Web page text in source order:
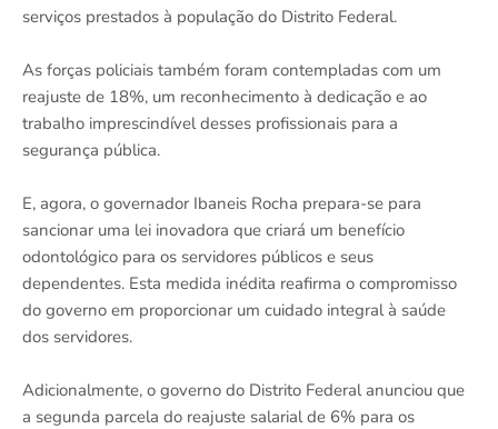
serviços prestados à população do Distrito Federal.
As forças policiais também foram contempladas com um
reajuste de 18%, um reconhecimento à dedicação e ao
trabalho imprescindível desses profissionais para a
segurança pública.
E, agora, o governador Ibaneis Rocha prepara-se para
sancionar uma lei inovadora que criará um benefício
odontológico para os servidores públicos e seus
dependentes. Esta medida inédita reafirma o compromisso
do governo em proporcionar um cuidado integral à saúde
dos servidores.
Adicionalmente, o governo do Distrito Federal anunciou que
a segunda parcela do reajuste salarial de 6% para os